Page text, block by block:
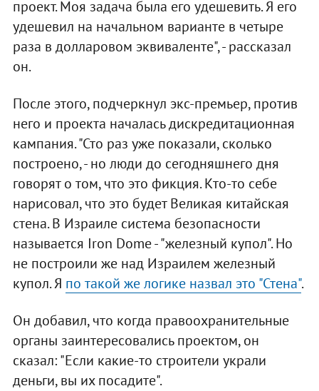
проект. Моя задача была его удешевить. Я его
удешевил на начальном варианте в четыре
раза в долларовом эквиваленте", - рассказал
он.
После этого, подчеркнул экс-премьер, против
него и проекта началась дискредитационная
кампания. "Сто раз уже показали, сколько
построено, - но люди до сегодняшнего дня
говорят о том, что это фикция. Кто-то себе
нарисовал, что это будет Великая китайская
стена. В Израиле система безопасности
называется Iron Dome - "железный купол". Но
не построили же над Израилем железный
купол. Я по такой же логике назвал это "Стена".
Он добавил, что когда правоохранительные
органы заинтересовались проектом, он
сказал: "Если какие-то строители украли
деньги, вы их посадите".